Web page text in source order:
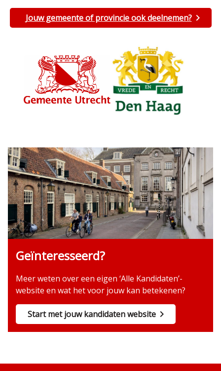
Jouw gemeente of provincie ook deelnemen?
Geïnteresseerd?
Meer weten over een eigen ‘Alle Kandidaten’-
website en wat het voor jouw kan betekenen?
Start met jouw kandidaten website